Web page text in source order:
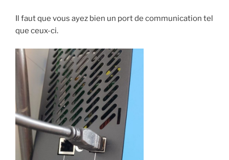
Il faut que vous ayez bien un port de communication tel
que ceux-ci.